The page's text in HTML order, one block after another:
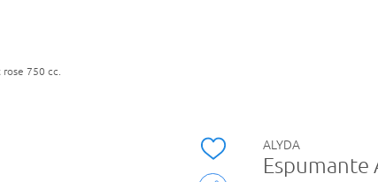
750 cc.
ALYDA
Espumante